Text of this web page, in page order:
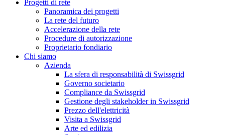
Progetti di rete
Panoramica dei progetti
La rete del futuro
Accelerazione della rete
Procedure di autorizzazione
Proprietario fondiario
Chi siamo
Azienda
La sfera di responsabilità di Swissgrid
Governo societario
Compliance da Swissgrid
Gestione degli stakeholder in Swissgrid
Prezzo dell'elettricità
Visita a Swissgrid
Arte ed edilizia